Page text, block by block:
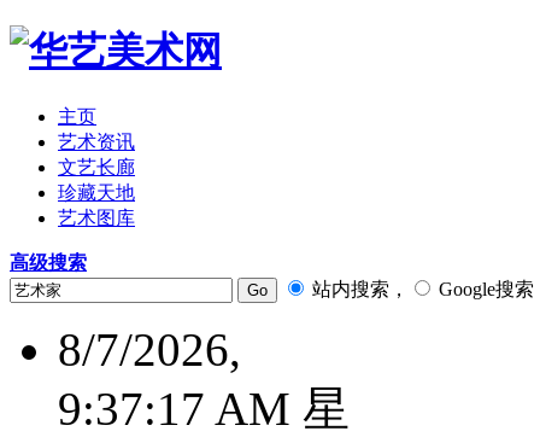
主页
艺术资讯
文艺长廊
珍藏天地
艺术图库
高级搜索
站内搜索，
Google搜索
8/7/2026,
9:37:18 AM 星